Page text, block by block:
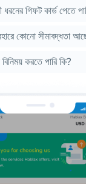
গিফট কার্ড পেতে
কোনো সীমাবদ্ধতা
করতে পারি কি?